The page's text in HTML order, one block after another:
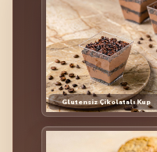
Glutensiz Çikolatalı Kup